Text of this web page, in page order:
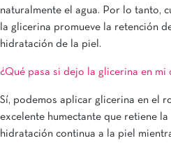
naturalmente el agua. Por lo tanto,
la glicerina promueve la retención
hidratación de la piel.
¿Qué pasa si dejo la glicerina en mi
Sí, podemos aplicar glicerina en el
excelente humectante que retiene
hidratación continua a la piel